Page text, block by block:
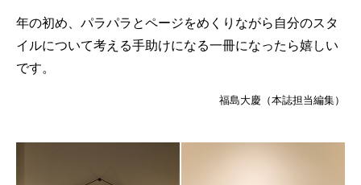
年の初め、パラパラとページをめくりながら自分のスタ
イルについて考える手助けになる一冊になったら嬉しい
です。
福島大慶（本誌担当編集）